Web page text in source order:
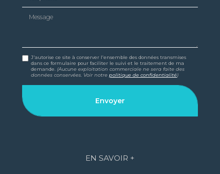
Message
J'autorise ce site à conserver l'ensemble des données transmises
dans ce formulaire pour faciliter le suivi et le traitement de ma
demande. (Aucune exploitation commerciale ne sera faite des
données conservées. Voir notrepolitique de confidentialité)
EN SAVOIR +